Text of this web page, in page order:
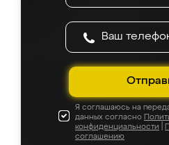
Я соглашаюсь на
данных согласно
конфиденциальности
соглашению